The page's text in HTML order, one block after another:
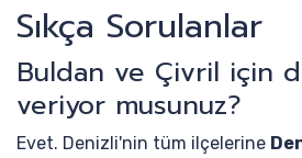
Sıkça Sorulanlar
Buldan ve Çivril için
veriyor musunuz?
Evet. Denizli'nin tüm ilçelerine